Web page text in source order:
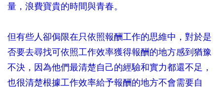
量，浪費寶貴的時間與青春。
但有些人卻侷限在只依照報酬工作的思維中，對於是
否要去尋找可依照工作效率獲得報酬的地方感到猶豫
不決，因為他們最清楚自己的經驗和實力都還不足，
也很清楚根據工作效率給予報酬的地方不會需要自